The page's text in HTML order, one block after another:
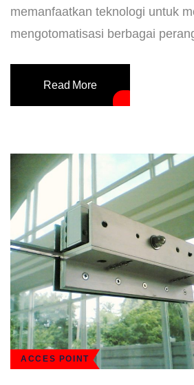
memanfaatkan teknologi untuk
mengotomatisasi berbagai
Read More
ACCES POINT